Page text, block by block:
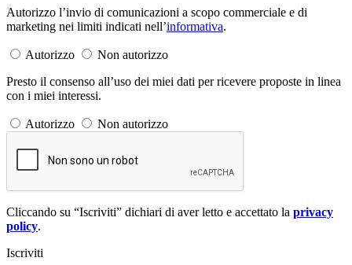
Autorizzo l’invio di comunicazioni a scopo commerciale e di
marketing nei limiti indicati nell’informativa.
Autorizzo
Non autorizzo
Presto il consenso all’uso dei miei dati per ricevere proposte in linea
con i miei interessi.
Autorizzo Non autorizzo
Cliccando su “Iscriviti” dichiari di aver letto e accettato la privacy
policy.
Iscriviti